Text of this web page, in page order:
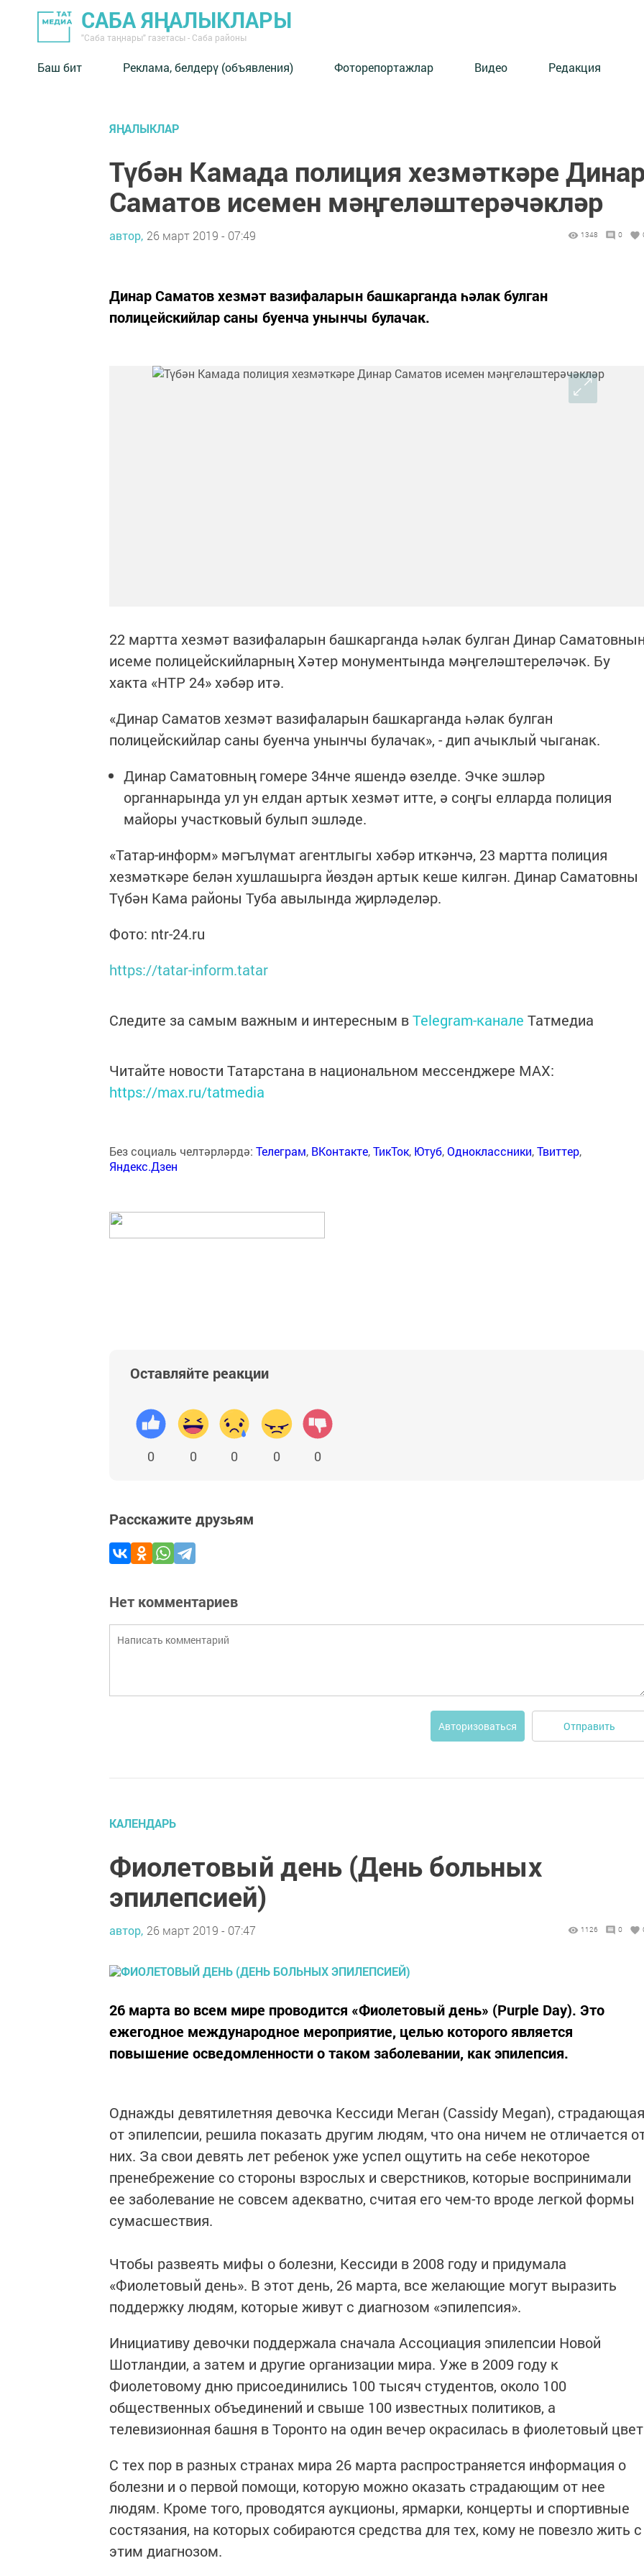
САБА ЯҢАЛЫКЛАРЫ
"Саба таңнары" газетасы - Саба районы
Баш бит Реклама, белдерү (объявления) Фоторепортажлар Видео Редакция
ЯҢАЛЫКЛАР
Түбән Камада полиция хезмәткәре
Саматов исемен мәңгеләштерәчәкләр
автор, 26 март 2019 - 07:49 1348 0
Динар Саматов хезмәт вазифаларын башкарганда һәлак булган
полицейскийлар саны буенча унынчы булачак.
22 мартта хезмәт вазифаларын башкарганда һәлак булган Динар
исеме полицейскийларның Хәтер монументында мәңгеләштереләчәк. Бу
хакта «НТР 24» хәбәр итә.
«Динар Саматов хезмәт вазифаларын башкарганда һәлак булган
полицейскийлар саны буенча унынчы булачак», - дип ачыклый чыганак.
Динар Саматовның гомере 34нче яшендә өзелде. Эчке эшләр
органнарында ул ун елдан артык хезмәт итте, ә соңгы елларда полиция
майоры участковый булып эшләде.
«Татар-информ» мәгълүмат агентлыгы хәбәр иткәнчә, 23 мартта полиция
хезмәткәре белән хушлашырга йөздән артык кеше килгән. Динар Саматовны
Түбән Кама районы Туба авылында җирләделәр.
Фото: ntr-24.ru
https://tatar-inform.tatar
Следите за самым важным и интересным вTelegram-канале Татмедиа
Читайте новости Татарстана в национальном мессенджере MАХ:
https://max.ru/tatmedia
Без социаль челтәрләрдә: Телеграм, ВКонтакте,ТикТок, Ютуб,Одноклассники,Твиттер,
Яндекс.Дзен
Оставляйте реакции
0 0 0 0 0
Расскажите друзьям
Нет комментариев
Авторизоваться Отправить
КАЛЕНДАРЬ
Фиолетовый день (День больных
эпилепсией)
автор, 26 март 2019 - 07:47 1126 0
26 марта во всем мире проводится «Фиолетовый день» (Purple Day). Это
ежегодное международное мероприятие, целью которого является
повышение осведомленности о таком заболевании, как эпилепсия.
Однажды девятилетняя девочка Кессиди Меган (Cassidy Megan), страдающая
от эпилепсии, решила показать другим людям, что она ничем не отличается
них. За свои девять лет ребенок уже успел ощутить на себе некоторое
пренебрежение со стороны взрослых и сверстников, которые воспринимали
ее заболевание не совсем адекватно, считая его чем-то вроде легкой формы
сумасшествия.
Чтобы развеять мифы о болезни, Кессиди в 2008 году и придумала
«Фиолетовый день». В этот день, 26 марта, все желающие могут выразить
поддержку людям, которые живут с диагнозом «эпилепсия».
Инициативу девочки поддержала сначала Ассоциация эпилепсии Новой
Шотландии, а затем и другие организации мира. Уже в 2009 году к
Фиолетовому дню присоединились 100 тысяч студентов, около 100
общественных объединений и свыше 100 известных политиков, а
телевизионная башня в Торонто на один вечер окрасилась в фиолетовый
С тех пор в разных странах мира 26 марта распространяется информация о
болезни и о первой помощи, которую можно оказать страдающим от нее
людям. Кроме того, проводятся аукционы, ярмарки, концерты и спортивные
состязания, на которых собираются средства для тех, кому не повезло жить с
этим диагнозом.